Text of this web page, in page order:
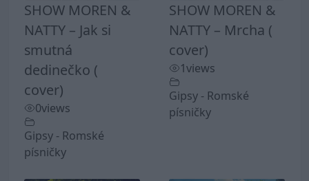
SHOW MOREN &
NATTY – Jak si
smutná
dedinečko (
cover)
0views
Gipsy - Romské
písničky
SHOW MOREN &
NATTY – Mrcha (
cover)
1views
Gipsy - Romské
písničky